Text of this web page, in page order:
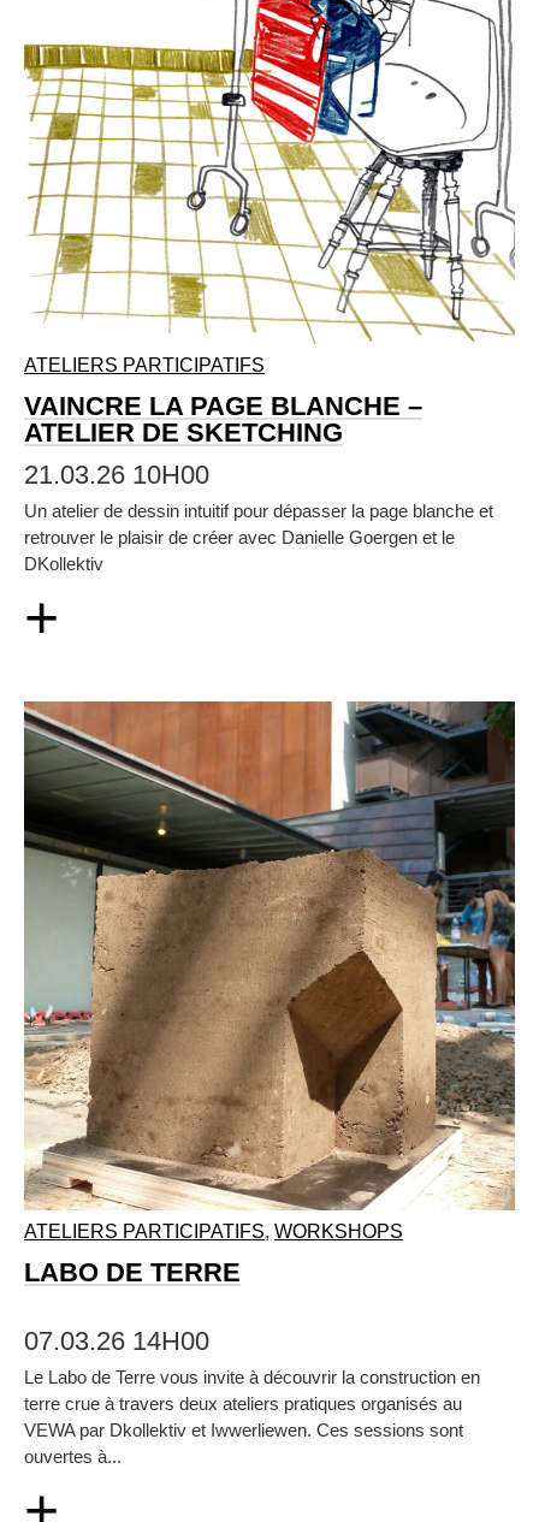
ATELIERS PARTICIPATIFS
VAINCRE LA PAGE BLANCHE –
ATELIER DE SKETCHING
21.03.26 10H00
Un atelier de dessin intuitif pour dépasser la page blanche et
retrouver le plaisir de créer avec Danielle Goergen et le
DKollektiv
+
ATELIERS PARTICIPATIFS, WORKSHOPS
LABO DE TERRE
07.03.26 14H00
Le Labo de Terre vous invite à découvrir la construction en
terre crue à travers deux ateliers pratiques organisés au
VEWA par Dkollektiv et Iwwerliewen. Ces sessions sont
ouvertes à...